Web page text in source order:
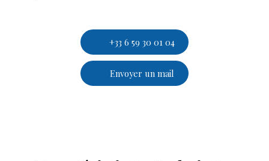
+33 6 59 30 01 04
Envoyer un mail